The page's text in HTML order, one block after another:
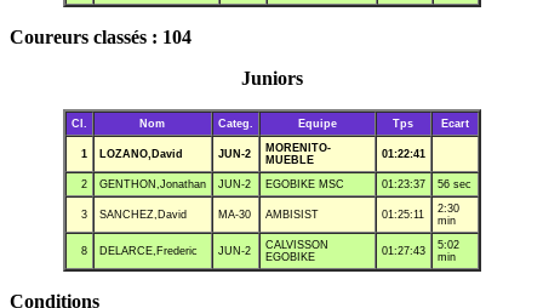
Coureurs classés : 104
Juniors
Cl. Nom Categ. Equipe Tps Ecart
1 LOZANO,David JUN-2
MORENITO-
MUEBLE
01:22:41
2 GENTHON,Jonathan JUN-2 EGOBIKE MSC 01:23:37 56 sec
3 SANCHEZ,David MA-30 AMBISIST 01:25:11
2:30
min
8 DELARCE,Frederic JUN-2
CALVISSON
EGOBIKE
01:27:43
5:02
min
Conditions